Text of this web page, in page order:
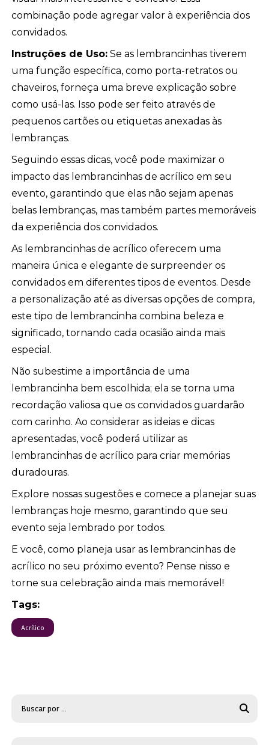
combinação pode agregar valor à experiência dos
convidados.
Instruções de Uso: Se as lembrancinhas tiverem
uma função específica, como porta-retratos ou
chaveiros, forneça uma breve explicação sobre
como usá-las. Isso pode ser feito através de
pequenos cartões ou etiquetas anexadas às
lembranças.
Seguindo essas dicas, você pode maximizar o
impacto das lembrancinhas de acrílico em seu
evento, garantindo que elas não sejam apenas
belas lembranças, mas também partes memoráveis
da experiência dos convidados.
As lembrancinhas de acrílico oferecem uma
maneira única e elegante de surpreender os
convidados em diferentes tipos de eventos. Desde
a personalização até as diversas opções de compra,
este tipo de lembrancinha combina beleza e
significado, tornando cada ocasião ainda mais
especial.
Não subestime a importância de uma
lembrancinha bem escolhida; ela se torna uma
recordação valiosa que os convidados guardarão
com carinho. Ao considerar as ideias e dicas
apresentadas, você poderá utilizar as
lembrancinhas de acrílico para criar memórias
duradouras.
Explore nossas sugestões e comece a planejar suas
lembranças hoje mesmo, garantindo que seu
evento seja lembrado por todos.
E você, como planeja usar as lembrancinhas de
acrílico no seu próximo evento? Pense nisso e
torne sua celebração ainda mais memorável!
Tags:
Acrílico